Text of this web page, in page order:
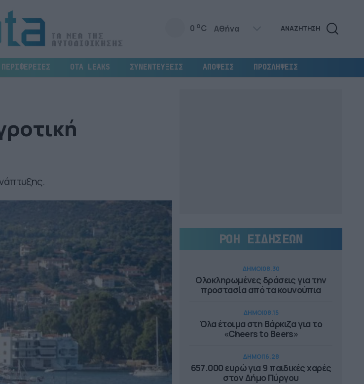
0 oC ΑΝΑΖΗΤΗΣΗ
ΠΕΡΙΦΕΡΕΙΕΣ OTA LEAKS ΣΥΝΕΝΤΕΥΞΕΙΣ ΑΠΟΨΕΙΣ ΠΡΟΣΛΗΨΕΙΣ
ΡΟΗ ΕΙΔΗΣΕΩΝ
ΔΗΜΟΙ08.30
Ολοκληρωμένες δράσεις για την
προστασία από τα κουνούπια
ΔΗΜΟΙ08.15
Όλα έτοιμα στη Βάρκιζα για το
«Cheers to Beers»
ΔΗΜΟΙ16.28
657.000 ευρώ για 9 παιδικές χαρές
στον Δήμο Πύργου